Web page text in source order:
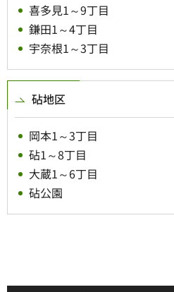
喜多見1～9丁目
鎌田1～4丁目
宇奈根1～3丁目
砧地区
岡本1～3丁目
砧1～8丁目
大蔵1～6丁目
砧公園